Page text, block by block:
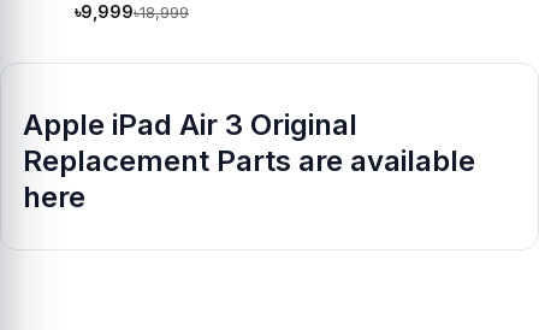
৳9,999৳18,999
Apple iPad Air 3 Original
Replacement Parts are available
here